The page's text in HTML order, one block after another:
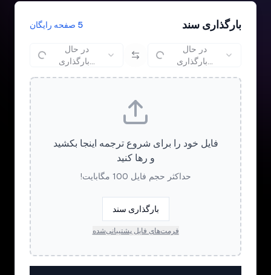
بارگذاری سند 5 صفحه رایگان
در حال
بارگذاری...
در حال
بارگذاری...
فایل خود را برای شروع ترجمه اینجا بکشید
و رها کنید
حداکثر حجم فایل 100 مگابایت!
بارگذاری سند
فرمت‌های فایل پشتیبانی‌شده